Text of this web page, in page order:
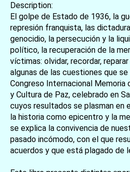
Description:
El golpe de Estado de 1936, la
represión franquista, las
genocidio, la persecución y la
político, la recuperación de la
víctimas: olvidar, recordar,
algunas de las cuestiones que se
Congreso Internacional Memoria
y Cultura de Paz, celebrado en
cuyos resultados se plasman en
la historia como epicentro y la
se explica la convivencia de
pasado incómodo, con el que
acuerdos y que está plagado de